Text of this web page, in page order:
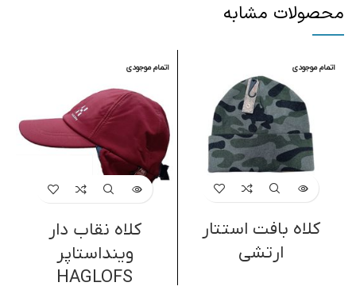
محصولات مشابه
اتمام موجودی
کلاه بافت استتار
ارتشی
اتمام موجودی
کلاه نقاب دار
وینداستاپر
HAGLOFS